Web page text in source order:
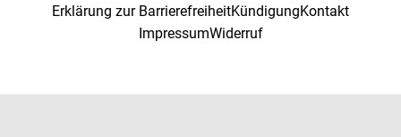
Erklärung zur BarrierefreiheitKündigungKontakt
ImpressumWiderruf